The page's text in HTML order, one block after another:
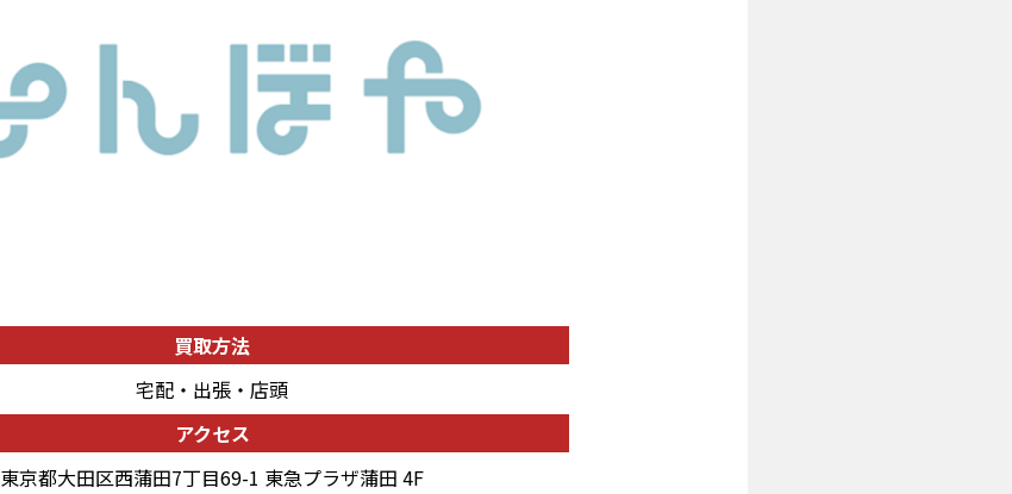
買取方法
宅配・出張・店頭
アクセス
東京都大田区西蒲田7丁目69-1 東急プラザ蒲田 4F